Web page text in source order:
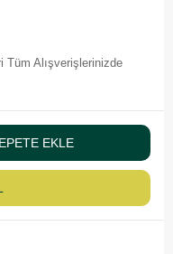
Tüm Alışverişlerinizde